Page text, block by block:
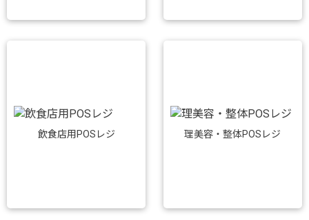
飲食店用POSレジ 理美容・整体POSレジ